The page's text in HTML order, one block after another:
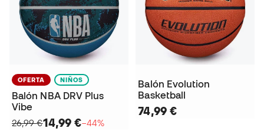
OFERTA NIÑOS
Balón NBA DRV Plus
Vibe
26,99 €14,99 €−44%
Balón Evolution
Basketball
74,99 €